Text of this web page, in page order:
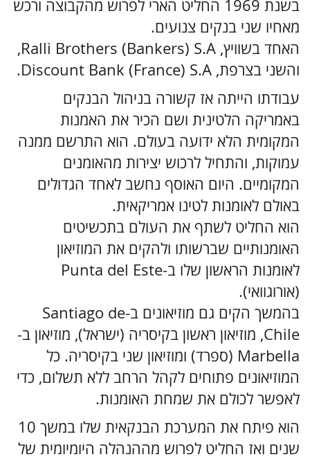
בשנת 1969 החליט הארי לפרוש מהקבוצה ורכש
מאחיו שני בנקים צנועים.
האחד בשוויץ, Ralli Brothers (Bankers) S.A,
והשני בצרפת, Discount Bank (France) S.A.
עבודתו הייתה אז קשורה בניהול הבנקים
באמריקה הלטינית ושם הכיר את האמנות
המקומית הלא ידועה בעולם. הוא התרשם ממנה
עמוקות, והתחיל לרכוש יצירות מהאומנים
המקומיים. היום האוסף נחשב לאחד הגדולים
באולם לאומנות לטינו אמריקאית.
הוא החליט לשתף את העולם בתכשיטים
האומנותיים שברשותו ולהקים את המוזיאון
לאומנות הראשון שלו ב-Punta del Este
(אורוגוואי).
בהמשך הקים גם מוזיאונים ב-Santiago de
Chile, מוזיאון ראשון בקיסריה (ישראל), מוזיאון ב-
Marbella (ספרד) ומוזיאון שני בקיסריה. כל
המוזיאונים פתוחים לקהל הרחב ללא תשלום, כדי
לאפשר לכולם את שמחת האומנות.
הוא פיתח את המערכת הבנקאית שלו במשך 10
שנים ואז החליט לפרוש מההנהלה היומיומית של